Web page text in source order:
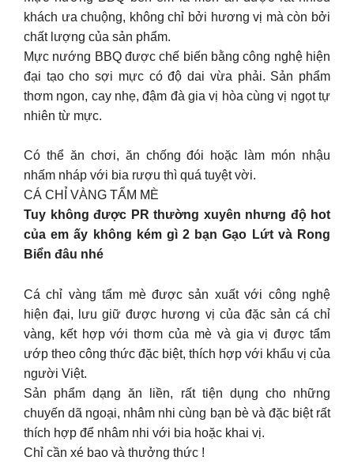
khách ưa chuộng, không chỉ bởi hương vị mà còn bởi
chất lượng của sản phẩm.
Mực nướng BBQ được chế biến bằng công nghệ hiện
đại tạo cho sợi mực có độ dai vừa phải. Sản phẩm
thơm ngon, cay nhẹ, đậm đà gia vị hòa cùng vị ngọt tự
nhiên từ mực.
Có thể ăn chơi, ăn chống đói hoặc làm món nhậu
nhấm nháp với bia rượu thì quá tuyệt vời.
CÁ CHỈ VÀNG TẨM MÈ
Tuy không được PR thường xuyên nhưng độ hot
của em ấy không kém gì 2 bạn Gạo Lứt và Rong
Biển đâu nhé
Cá chỉ vàng tẩm mè được sản xuất với công nghệ
hiện đại, lưu giữ được hương vị của đặc sản cá chỉ
vàng, kết hợp với thơm của mè và gia vị được tẩm
ướp theo công thức đặc biệt, thích hợp với khẩu vị của
người Việt.
Sản phẩm dạng ăn liền, rất tiện dụng cho những
chuyến dã ngoại, nhâm nhi cùng bạn bè và đặc biệt rất
thích hợp để nhâm nhi với bia hoặc khai vị.
Chỉ cần xé bao và thưởng thức !